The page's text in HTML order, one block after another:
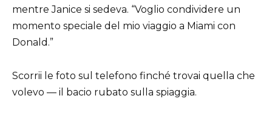
mentre Janice si sedeva. “Voglio condividere un
momento speciale del mio viaggio a Miami con
Donald.”
Scorrii le foto sul telefono finché trovai quella che
volevo — il bacio rubato sulla spiaggia.